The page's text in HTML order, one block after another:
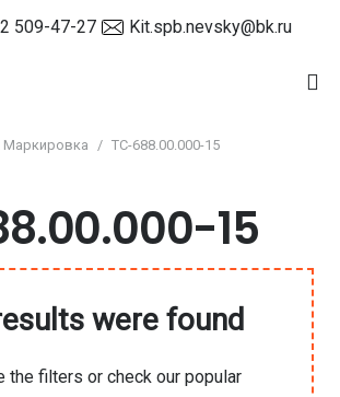
509-47-27 Kit.spb.nevsky@bk.ru
Маркировка / ТС-688.00.000-15
15
were found
the filters or check our popular